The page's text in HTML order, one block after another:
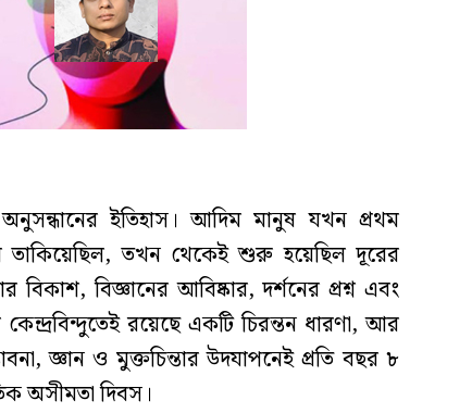
ইতিহাস। আদিম মানুষ যখন প্রথম
তাকিয়েছিল, তখন থেকেই শুরু হয়েছিল দূরের
বিকাশ, বিজ্ঞানের আবিষ্কার, দর্শনের প্রশ্ন এবং
রয়েছে একটি চিরন্তন ধারণা, আর
জ্ঞান ও মুক্তচিন্তার উদযাপনেই প্রতি বছর ৮
অসীমতা দিবস।